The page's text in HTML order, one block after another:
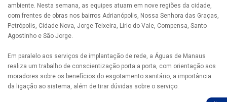
ambiente. Nesta semana, as equipes atuam em nove regiões da cidade,
com frentes de obras nos bairros Adrianópolis, Nossa Senhora das Graças,
Petrópolis, Cidade Nova, Jorge Teixeira, Lírio do Vale, Compensa, Santo
Agostinho e São Jorge.
Em paralelo aos serviços de implantação de rede, a Águas de Manaus
realiza um trabalho de conscientização porta a porta, com orientação aos
moradores sobre os benefícios do esgotamento sanitário, a importância
da ligação ao sistema, além de tirar dúvidas sobre o serviço.